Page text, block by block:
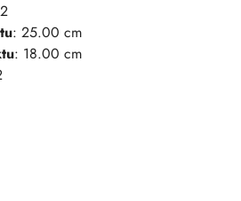
: 25.00 cm
: 18.00 cm